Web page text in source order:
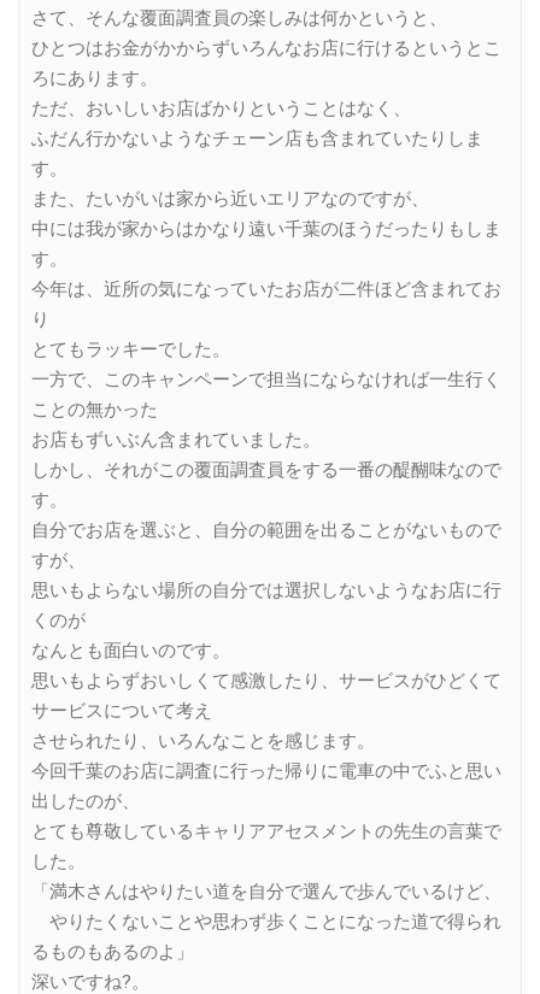
さて、そんな覆面調査員の楽しみは何かというと、
ひとつはお金がかからずいろんなお店に行けるというとこ
ろにあります。
ただ、おいしいお店ばかりということはなく、
ふだん行かないようなチェーン店も含まれていたりしま
す。
また、たいがいは家から近いエリアなのですが、
中には我が家からはかなり遠い千葉のほうだったりもしま
す。
今年は、近所の気になっていたお店が二件ほど含まれてお
り
とてもラッキーでした。
一方で、このキャンペーンで担当にならなければ一生行く
ことの無かった
お店もずいぶん含まれていました。
しかし、それがこの覆面調査員をする一番の醍醐味なので
す。
自分でお店を選ぶと、自分の範囲を出ることがないもので
すが、
思いもよらない場所の自分では選択しないようなお店に行
くのが
なんとも面白いのです。
思いもよらずおいしくて感激したり、サービスがひどくて
サービスについて考え
させられたり、いろんなことを感じます。
今回千葉のお店に調査に行った帰りに電車の中でふと思い
出したのが、
とても尊敬しているキャリアアセスメントの先生の言葉で
した。
「満木さんはやりたい道を自分で選んで歩んでいるけど、
やりたくないことや思わず歩くことになった道で得られ
るものもあるのよ」
深いですね?。